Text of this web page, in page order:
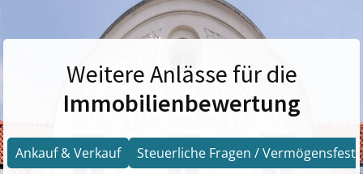
Weitere Anlässe für die
Immobilienbewertung
Ankauf & Verkauf Steuerliche Fragen /